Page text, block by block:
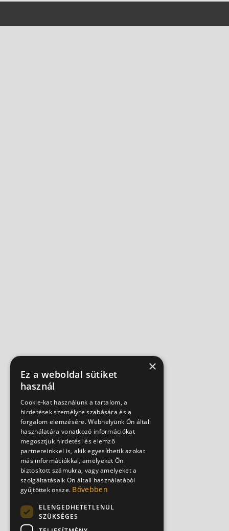
×
Ez a weboldal sütiket
használ
Cookie-kat használunk a tartalom, a
hirdetések személyre szabására és a
forgalom elemzésére. Webhelyünk Ön általi
használatára vonatkozó információkat
megosztjuk hirdetési és elemző
partnereinkkel is, akik egyesíthetik azokat
más információkkal, amelyeket Ön
biztosított számukra, vagy amelyeket a
szolgáltatásaik Ön általi használatából
gyűjtöttek össze. Bővebben
ELENGEDHETETLENÜL
SZÜKSÉGES